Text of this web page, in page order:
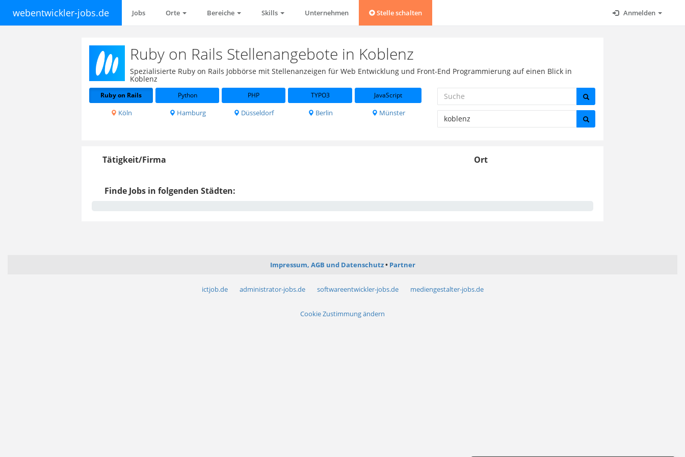
webentwickler-jobs.de Jobs Orte Bereiche Skills Unternehmen Stelle schalten Anmelden
Ruby on Rails Stellenangebote in Koblenz
Spezialisierte Ruby on Rails Jobbörse mit Stellenanzeigen für Web Entwicklung und Front-End Programmierung auf einen Blick in
Koblenz
Ruby on Rails Python PHP TYPO3 JavaScript
Köln Hamburg Düsseldorf Berlin Münster
Tätigkeit/Firma Ort
Finde Jobs in folgenden Städten:
Impressum, AGB und Datenschutz Partner
ictjob.de administrator-jobs.de softwareentwickler-jobs.de mediengestalter-jobs.de
Cookie Zustimmung ändern